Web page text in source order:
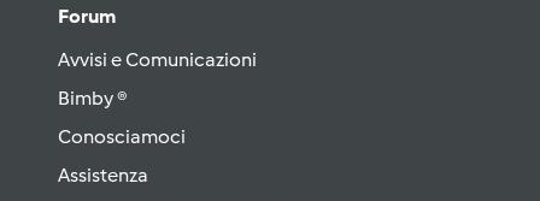
Forum
Avvisi e Comunicazioni
Bimby ®
Conosciamoci
Assistenza